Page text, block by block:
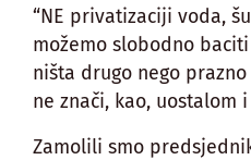
“NE privatizaciji voda,
možemo slobodno
ništa drugo nego
ne znači, kao, uostalom
Zamolili smo